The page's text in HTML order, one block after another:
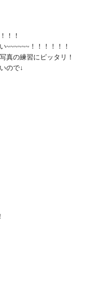
！！
~~~~~~！！！！！！
真の練習にピッタリ！